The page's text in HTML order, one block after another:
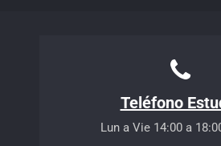
Teléfono
Lun a Vie 14:00 a